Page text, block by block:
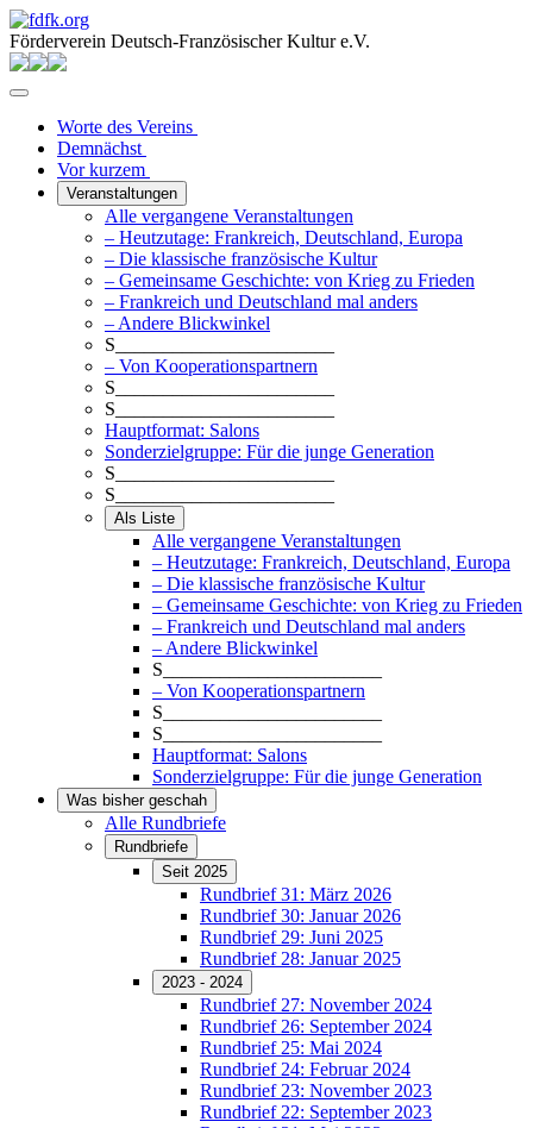
Förderverein Deutsch-Französischer Kultur e.V.
Worte des Vereins
Demnächst
Vor kurzem
Veranstaltungen
Alle vergangene Veranstaltungen
– Heutzutage: Frankreich, Deutschland, Europa
– Die klassische französische Kultur
– Gemeinsame Geschichte: von Krieg zu Frieden
– Frankreich und Deutschland mal anders
– Andere Blickwinkel
S_______________________
– Von Kooperationspartnern
S_______________________
S_______________________
Hauptformat: Salons
Sonderzielgruppe: Für die junge Generation
S_______________________
S_______________________
Als Liste
Alle vergangene Veranstaltungen
– Heutzutage: Frankreich, Deutschland, Europa
– Die klassische französische Kultur
– Gemeinsame Geschichte: von Krieg zu Frieden
– Frankreich und Deutschland mal anders
– Andere Blickwinkel
S_______________________
– Von Kooperationspartnern
S_______________________
S_______________________
Hauptformat: Salons
Sonderzielgruppe: Für die junge Generation
Was bisher geschah
Alle Rundbriefe
Rundbriefe
Seit 2025
Rundbrief 31: März 2026
Rundbrief 30: Januar 2026
Rundbrief 29: Juni 2025
Rundbrief 28: Januar 2025
2023 - 2024
Rundbrief 27: November 2024
Rundbrief 26: September 2024
Rundbrief 25: Mai 2024
Rundbrief 24: Februar 2024
Rundbrief 23: November 2023
Rundbrief 22: September 2023